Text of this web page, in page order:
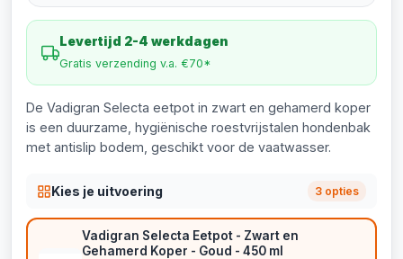
Levertijd 2-4 werkdagen
Gratis verzending v.a. €70*
De Vadigran Selecta eetpot in zwart en gehamerd koper
is een duurzame, hygiënische roestvrijstalen hondenbak
met antislip bodem, geschikt voor de vaatwasser.
Kies je uitvoering 3 opties
Vadigran Selecta Eetpot - Zwart en
Gehamerd Koper - Goud - 450 ml